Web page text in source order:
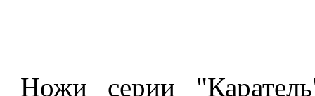
Ножи серии